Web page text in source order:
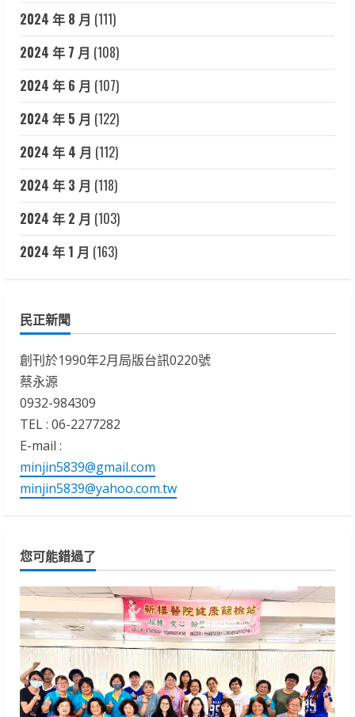
2024 年 8 月 (111)
2024 年 7 月 (108)
2024 年 6 月 (107)
2024 年 5 月 (122)
2024 年 4 月 (112)
2024 年 3 月 (118)
2024 年 2 月 (103)
2024 年 1 月 (163)
民正新聞
創刊於1990年2月局版台訊0220號
蔡永源
0932-984309
TEL : 06-2277282
E-mail :
minjin5839@gmail.com
minjin5839@yahoo.com.tw
您可能錯過了